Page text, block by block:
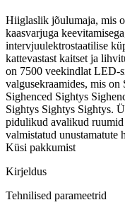
Hiiglaslik jõulumaja, mis
kaasvarjuga
intervjuulektrostaatilise
kattevastast kaitset ja
on 7500 veekindlat LED-
valgusekraamides, mis
Sighenced Sightys
Sightys Sightys Sightys.
pidulikud avalikud ruumid
valmistatud unustamatute
Küsi pakkumist
Kirjeldus
Tehnilised parameetrid